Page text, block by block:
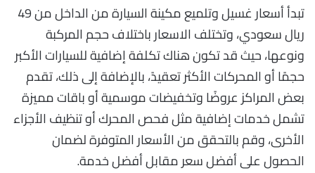
تبدأ أسعار غسيل وتلميع مكينة السيارة من الداخل من 49
ريال سعودي، وتختلف الاسعار باختلاف حجم المركبة
ونوعها، حيث قد تكون هناك تكلفة إضافية للسيارات الأكبر
حجمًا أو المحركات الأكثر تعقيدً، بالإضافة إلى ذلك، تقدم
بعض المراكز عروضًا وتخفيضات موسمية أو باقات مميزة
تشمل خدمات إضافية مثل فحص المحرك أو تنظيف الأجزاء
الأخرى، وقم بالتحقق من الأسعار المتوفرة لضمان
الحصول على أفضل سعر مقابل أفضل خدمة.